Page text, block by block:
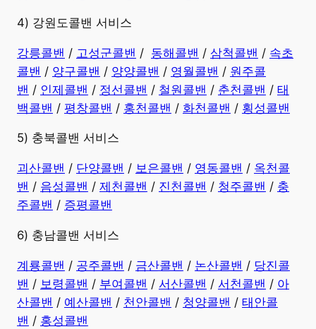
4) 강원도콜밴 서비스
강릉콜밴 / 고성군콜밴 / 동해콜밴 / 삼척콜밴 / 속초
콜밴 / 양구콜밴 / 양양콜밴 / 영월콜밴 / 원주콜
밴 / 인제콜밴 / 정선콜밴 / 철원콜밴 / 춘천콜밴 / 태
백콜밴 / 평창콜밴 / 홍천콜밴 / 화천콜밴 / 횡성콜밴
5) 충북콜밴 서비스
괴산콜밴 / 단양콜밴 / 보은콜밴 / 영동콜밴 / 옥천콜
밴 / 음성콜밴 / 제천콜밴 / 진천콜밴 / 청주콜밴 / 충
주콜밴 / 증평콜밴
6) 충남콜밴 서비스
계룡콜밴 / 공주콜밴 / 금산콜밴 / 논산콜밴 / 당진콜
밴 / 보령콜밴 / 부여콜밴 / 서산콜밴 / 서천콜밴 / 아
산콜밴 / 예산콜밴 / 천안콜밴 / 청양콜밴 / 태안콜
밴 / 홍성콜밴